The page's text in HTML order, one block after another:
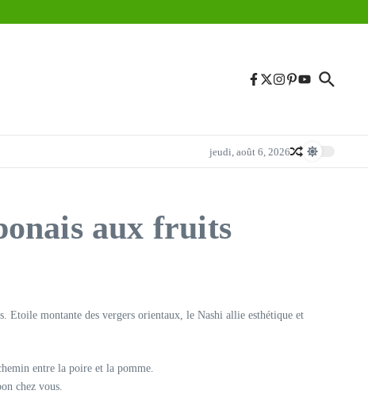
jeudi, août 6, 2026
aux fruits
Etoile montante des vergers orientaux, le Nashi allie esthétique et
entre la poire et la pomme.
chez vous.